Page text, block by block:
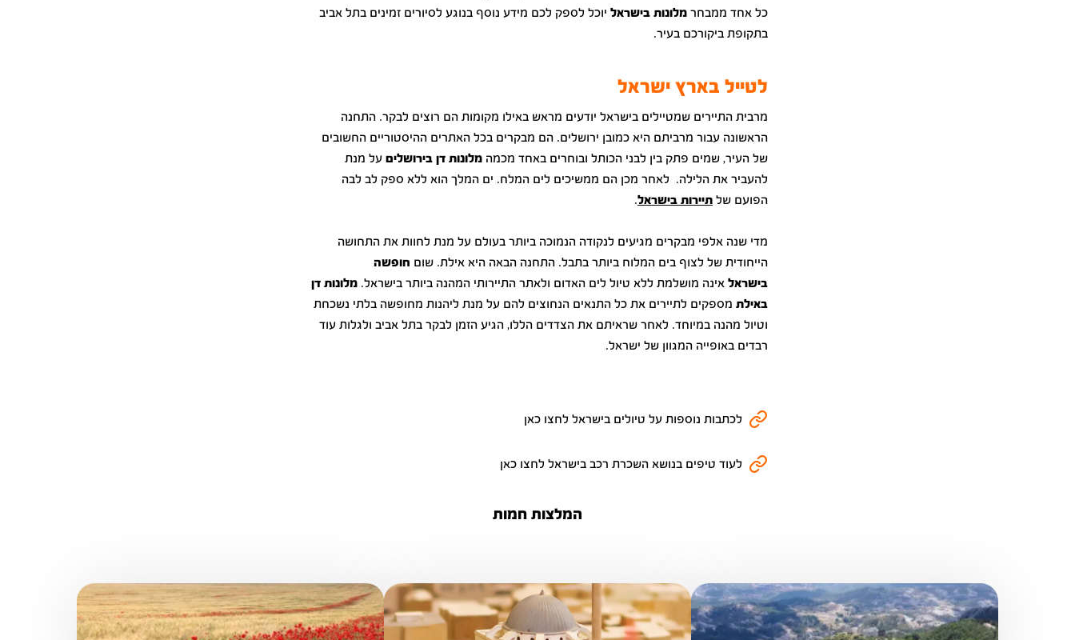
כל אחד ממבחר מלונות בישראל יוכל לספק לכם מידע נוסף בנוגע לסיורים זמינים בתל אביב
בתקופת ביקורכם בעיר.
לטייל בארץ ישראל
מרבית התיירים שמטיילים בישראל יודעים מראש באילו מקומות הם רוצים לבקר. התחנה
הראשונה עבור מרביתם היא כמובן ירושלים. הם מבקרים בכל האתרים ההיסטוריים החשובים
של העיר, שמים פתק בין לבני הכותל ובוחרים באחד מכמה מלונות דן בירושלים על מנת
להעביר את הלילה. לאחר מכן הם ממשיכים לים המלח. ים המלך הוא ללא ספק לב לבה
הפועם של תיירות בישראל.
מדי שנה אלפי מבקרים מגיעים לנקודה הנמוכה ביותר בעולם על מנת לחוות את התחושה
הייחודית של לצוף בים המלוח ביותר בתבל. התחנה הבאה היא אילת. שום חופשה
בישראל אינה מושלמת ללא טיול לים האדום ולאתר התיירותי המהנה ביותר בישראל. מלונות דן
באילת מספקים לתיירים את כל התנאים הנחוצים להם על מנת ליהנות מחופשה בלתי נשכחת
וטיול מהנה במיוחד. לאחר שראיתם את הצדדים הללו, הגיע הזמן לבקר בתל אביב ולגלות עוד
רבדים באופייה המגוון של ישראל.
לכתבות נוספות על טיולים בישראל לחצו כאן
לעוד טיפים בנושא השכרת רכב בישראל לחצו כאן
המלצות חמות